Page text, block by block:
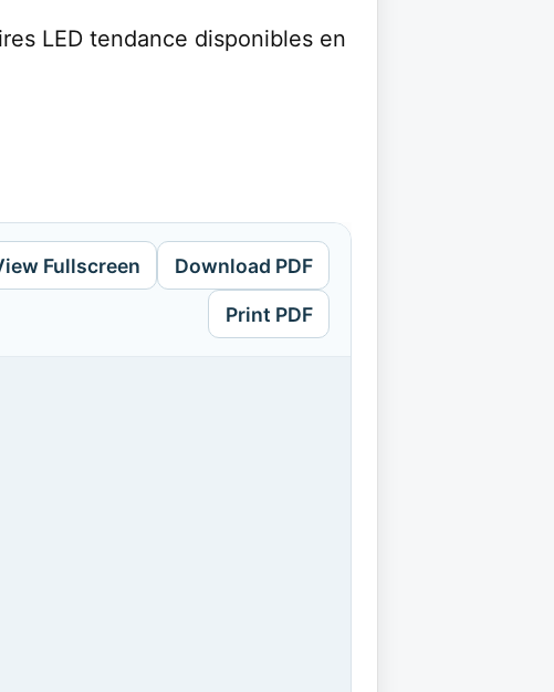
LED tendance disponibles en
Fullscreen Download PDF
Print PDF